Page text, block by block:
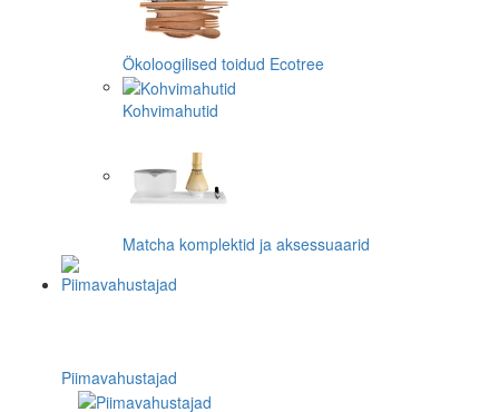
Ökoloogilised toidud Ecotree
Kohvimahutid
Matcha komplektid ja aksessuaarid
Piimavahustajad